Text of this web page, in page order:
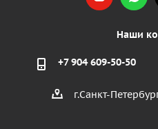
Наши
+7 904 609-50-50
г.Санкт-